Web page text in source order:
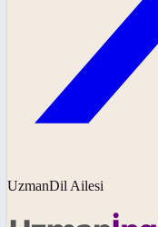
UzmanDil Ailesi